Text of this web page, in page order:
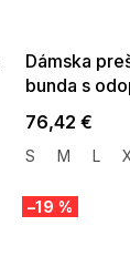
Dámska
bunda s
hnedá
76,42 €
S M L
–19 %